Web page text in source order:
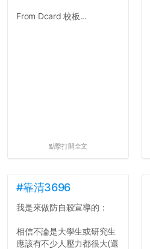
From Dcard 校板...
點擊打開全文
#靠清3696
我是來做防自殺宣導的：
相信不論是大學生或研究生
應該有不少人壓力都很大(還